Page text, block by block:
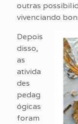
outras
vivenciando
Depois
disso,
as
ativida
des
pedag
ógicas
foram